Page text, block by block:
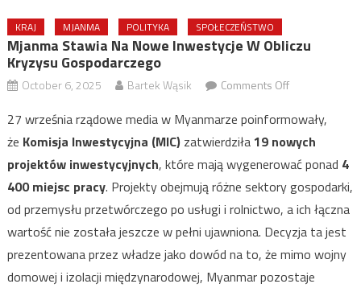
KRAJ MJANMA POLITYKA SPOŁECZEŃSTWO
Mjanma Stawia Na Nowe Inwestycje W Obliczu
Kryzysu Gospodarczego
October 6, 2025 Bartek Wąsik Comments Offon
stawia
na
nowe
inwestycje
w
obliczu
kryzysu
27 września rządowe media w Myanmarze poinformowały,
że Komisja Inwestycyjna (MIC)zatwierdziła 19 nowych
projektów inwestycyjnych, które mają wygenerować ponad 4
400 miejsc pracy. Projekty obejmują różne sektory gospodarki,
od przemysłu przetwórczego po usługi i rolnictwo, a ich łączna
wartość nie została jeszcze w pełni ujawniona. Decyzja ta jest
prezentowana przez władze jako dowód na to, że mimo wojny
domowej i izolacji międzynarodowej, Myanmar pozostaje